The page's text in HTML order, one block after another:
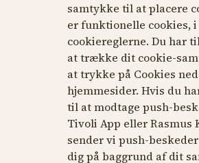
samtykke til at placere
er funktionelle cookies,
cookiereglerne. Du har
at trække dit cookie-
at trykke på Cookies
hjemmesider. Hvis du
til at modtage push-
Tivoli App eller Rasmus
sender vi push-
dig på baggrund af dit